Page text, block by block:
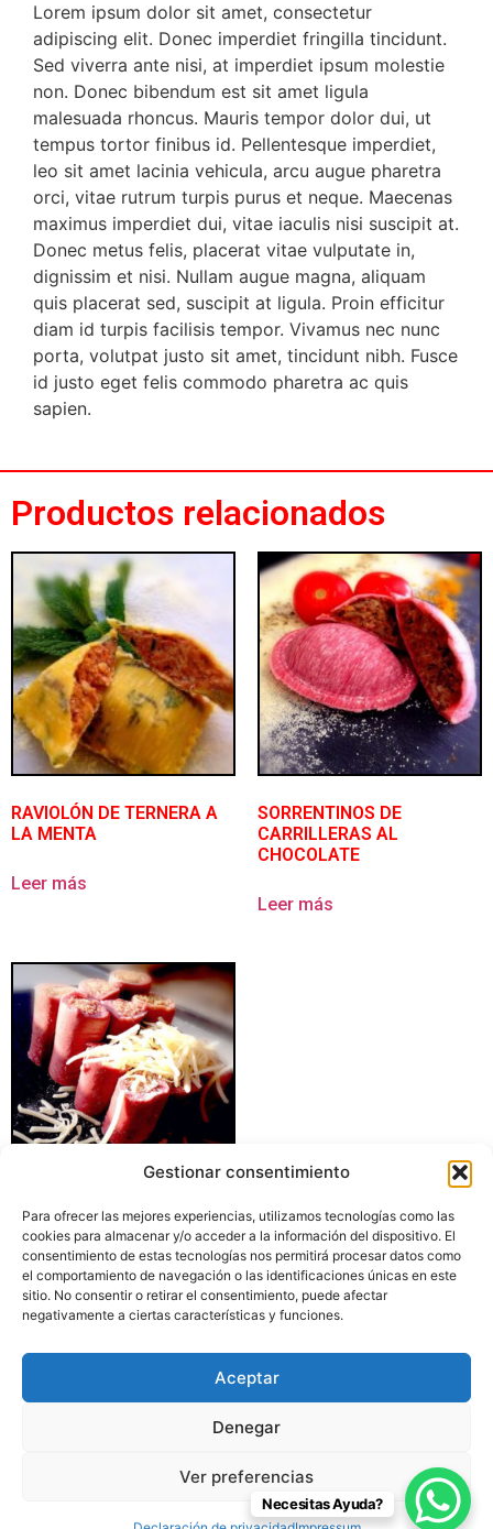
Gestionar consentimiento
Para ofrecer las mejores experiencias, utilizamos tecnologías como las
cookies para almacenar y/o acceder a la información del dispositivo. El
consentimiento de estas tecnologías nos permitirá procesar datos como
el comportamiento de navegación o las identificaciones únicas en este
sitio. No consentir o retirar el consentimiento, puede afectar
negativamente a ciertas características y funciones.
Aceptar
Denegar
Ver preferencias
Lorem ipsum dolor sit amet, consectetur
adipiscing elit. Donec imperdiet fringilla tincidunt.
Sed viverra ante nisi, at imperdiet ipsum molestie
non. Donec bibendum est sit amet ligula
malesuada rhoncus. Mauris tempor dolor dui, ut
tempus tortor finibus id. Pellentesque imperdiet,
leo sit amet lacinia vehicula, arcu augue pharetra
orci, vitae rutrum turpis purus et neque. Maecenas
maximus imperdiet dui, vitae iaculis nisi suscipit at.
Donec metus felis, placerat vitae vulputate in,
dignissim et nisi. Nullam augue magna, aliquam
quis placerat sed, suscipit at ligula. Proin efficitur
diam id turpis facilisis tempor. Vivamus nec nunc
porta, volutpat justo sit amet, tincidunt nibh. Fusce
id justo eget felis commodo pharetra ac quis
sapien.
Productos relacionados
RAVIOLÓN DE TERNERA A
LA MENTA
Leer más
SORRENTINOS DE
CARRILLERAS AL
CHOCOLATE
Leer más
RAVIOLONES DE RABO DE
TORO ESTOFADO A LA
MANERA TRADICIONAL
Leer más
Digital
Declaración de Privacidad
Aviso Legal
Necesitas Ayuda?